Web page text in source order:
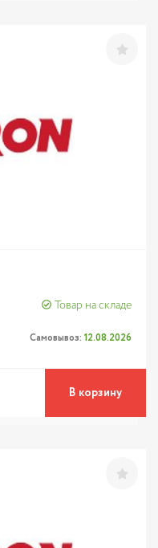
Товар на складе
Самовывоз: 12.08.2026
В корзину